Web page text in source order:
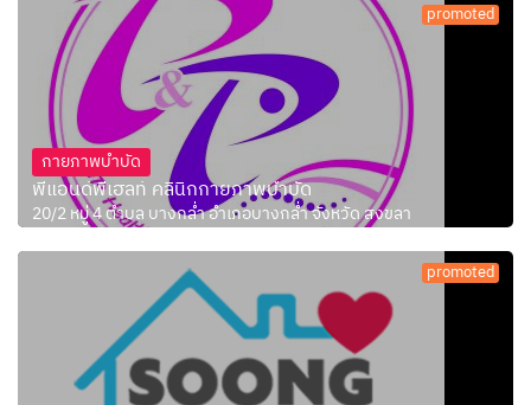
promoted
กายภาพบำบัด
พีแอนด์พีเฮลท์ คลินิกกายภาพบำบัด
20/2 หมู่ 4 ตำบล บางกล่ำ อำเภอบางกล่ำ จังหวัด สงขลา
promoted